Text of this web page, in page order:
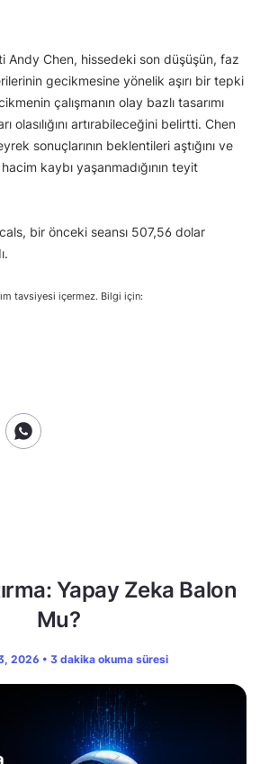
Andy Chen, hissedeki son düşüşün, faz
gecikmesine yönelik aşırı bir tepki
çalışmanın olay bazlı tasarımı
olasılığını artırabileceğini belirtti. Chen
sonuçlarının beklentileri aştığını ve
kaybı yaşanmadığının teyit
bir önceki seansı 507,56 dolar
tavsiyesi içermez. Bilgi için:
Yapay Zeka Balon
Mu?
2026 • 3 dakika okuma süresi